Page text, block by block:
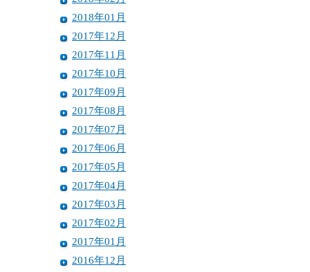
2018年01月
2017年12月
2017年11月
2017年10月
2017年09月
2017年08月
2017年07月
2017年06月
2017年05月
2017年04月
2017年03月
2017年02月
2017年01月
2016年12月